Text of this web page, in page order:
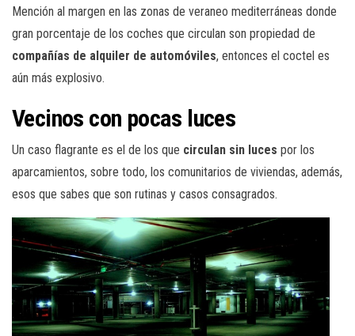
Mención al margen en las zonas de veraneo mediterráneas donde
gran porcentaje de los coches que circulan son propiedad de
compañías de alquiler de automóviles, entonces el coctel es
aún más explosivo.
Vecinos con pocas luces
Un caso flagrante es el de los que circulan sin luces por los
aparcamientos, sobre todo, los comunitarios de viviendas, además,
esos que sabes que son rutinas y casos consagrados.